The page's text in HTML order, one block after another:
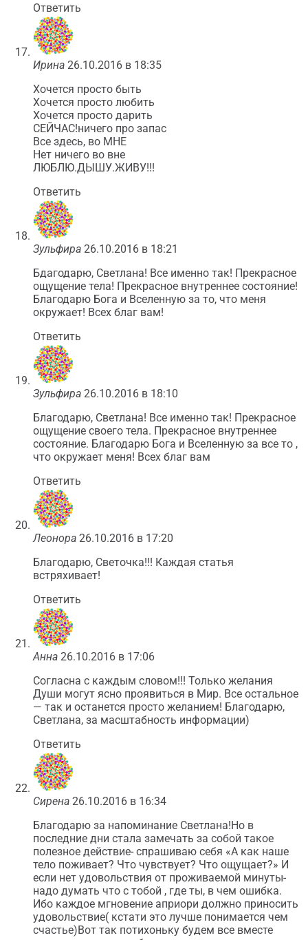
Ответить
Ирина 26.10.2016 в 18:35
Хочется просто быть
Хочется просто любить
Хочется просто дарить
СЕЙЧАС!ничего про запас
Все здесь, во МНЕ
Нет ничего во вне
ЛЮБЛЮ.ДЫШУ.ЖИВУ!!!
Ответить
Зульфира 26.10.2016 в 18:21
Бдагодарю, Светлана! Все именно так! Прекрасное
ощущение тела! Прекрасное внутреннее состояние!
Благодарю Бога и Вселенную за то, что меня
окружает! Всех благ вам!
Ответить
Зульфира 26.10.2016 в 18:10
Благодарю, Светлана! Все именно так! Прекрасное
ощущение своего тела. Прекрасное внутреннее
состояние. Благодарю Бога и Вселенную за все то ,
что окружает меня! Всех благ вам
Ответить
Леонора 26.10.2016 в 17:20
Благодарю, Светочка!!! Каждая статья
встряхивает!
Ответить
Анна 26.10.2016 в 17:06
Согласна с каждым словом!!! Только желания
Души могут ясно проявиться в Мир. Все остальное
— так и останется просто желанием! Благодарю,
Светлана, за масштабность информации)
Ответить
Сирена 26.10.2016 в 16:34
Благодарю за напоминание Светлана!Но в
последние дни стала замечать за собой такое
полезное действие- спрашиваю себя «А как наше
тело поживает? Что чувствует? Что ощущает?» И
если нет удовольствия от проживаемой минуты-
надо думать что с тобой , где ты, в чем ошибка.
Ибо каждое мгновение априори должно приносить
удовольствие( кстати это лучше понимается чем
счастье)Вот так потихоньку будем все вместе